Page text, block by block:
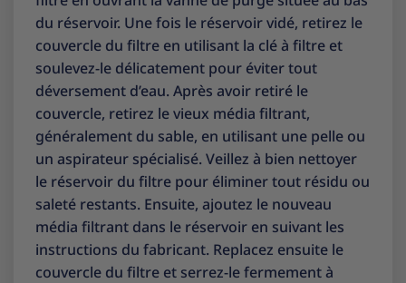
du réservoir. Une fois le réservoir vidé, retirez le
couvercle du filtre en utilisant la clé à filtre et
soulevez-le délicatement pour éviter tout
déversement d’eau. Après avoir retiré le
couvercle, retirez le vieux média filtrant,
généralement du sable, en utilisant une pelle ou
un aspirateur spécialisé. Veillez à bien nettoyer
le réservoir du filtre pour éliminer tout résidu ou
saleté restants. Ensuite, ajoutez le nouveau
média filtrant dans le réservoir en suivant les
instructions du fabricant. Replacez ensuite le
couvercle du filtre et serrez-le fermement à